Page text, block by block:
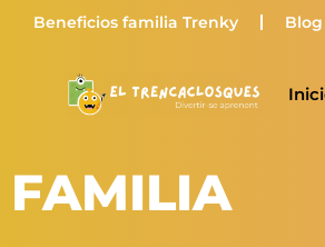
Beneficios familia Trenky Blog
FAMILIA